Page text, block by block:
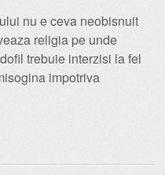
nu e ceva neobisnuit
religia pe unde
trebuie interzisi la fel
impotriva